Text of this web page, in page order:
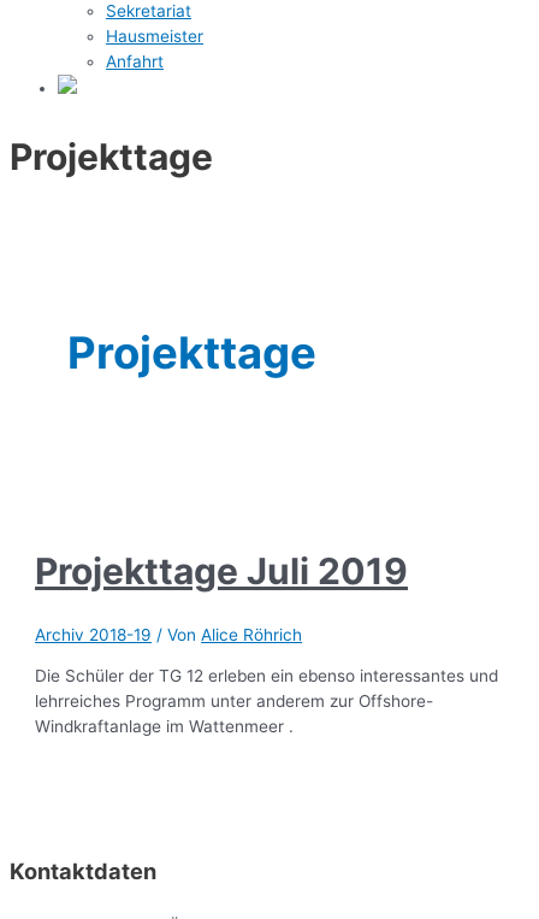
Sekretariat
Hausmeister
Anfahrt
Projekttage
Projekttage
Projekttage Juli 2019
Archiv 2018-19 / VonAlice Röhrich
Die Schüler der TG 12 erleben ein ebenso interessantes und
lehrreiches Programm unter anderem zur Offshore-
Windkraftanlage im Wattenmeer .
Kontaktdaten